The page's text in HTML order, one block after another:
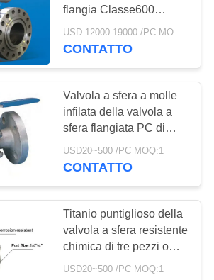
di globo
a farfalla
flangia Classe600
Valvola a sfera montata
a trunnione Verme
Disegno antistatico
ignifugo
CONTATTO
Valvola a sfera a molle
infilata della valvola a
sfera flangiata PC di
acciaio inossidabile di
conclusione 3
USD20~500 /PC MOQ:1
CONTATTO
Titanio puntiglioso della
valvola a sfera resistente
chimica di tre pezzi o
materiale degli ss
USD20~500 /PC MOQ:1